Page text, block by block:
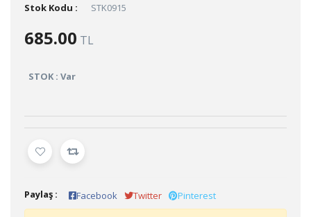
Stok Kodu : STK0915
685.00 TL
STOK : Var
Paylaş : Facebook Twitter Pinterest